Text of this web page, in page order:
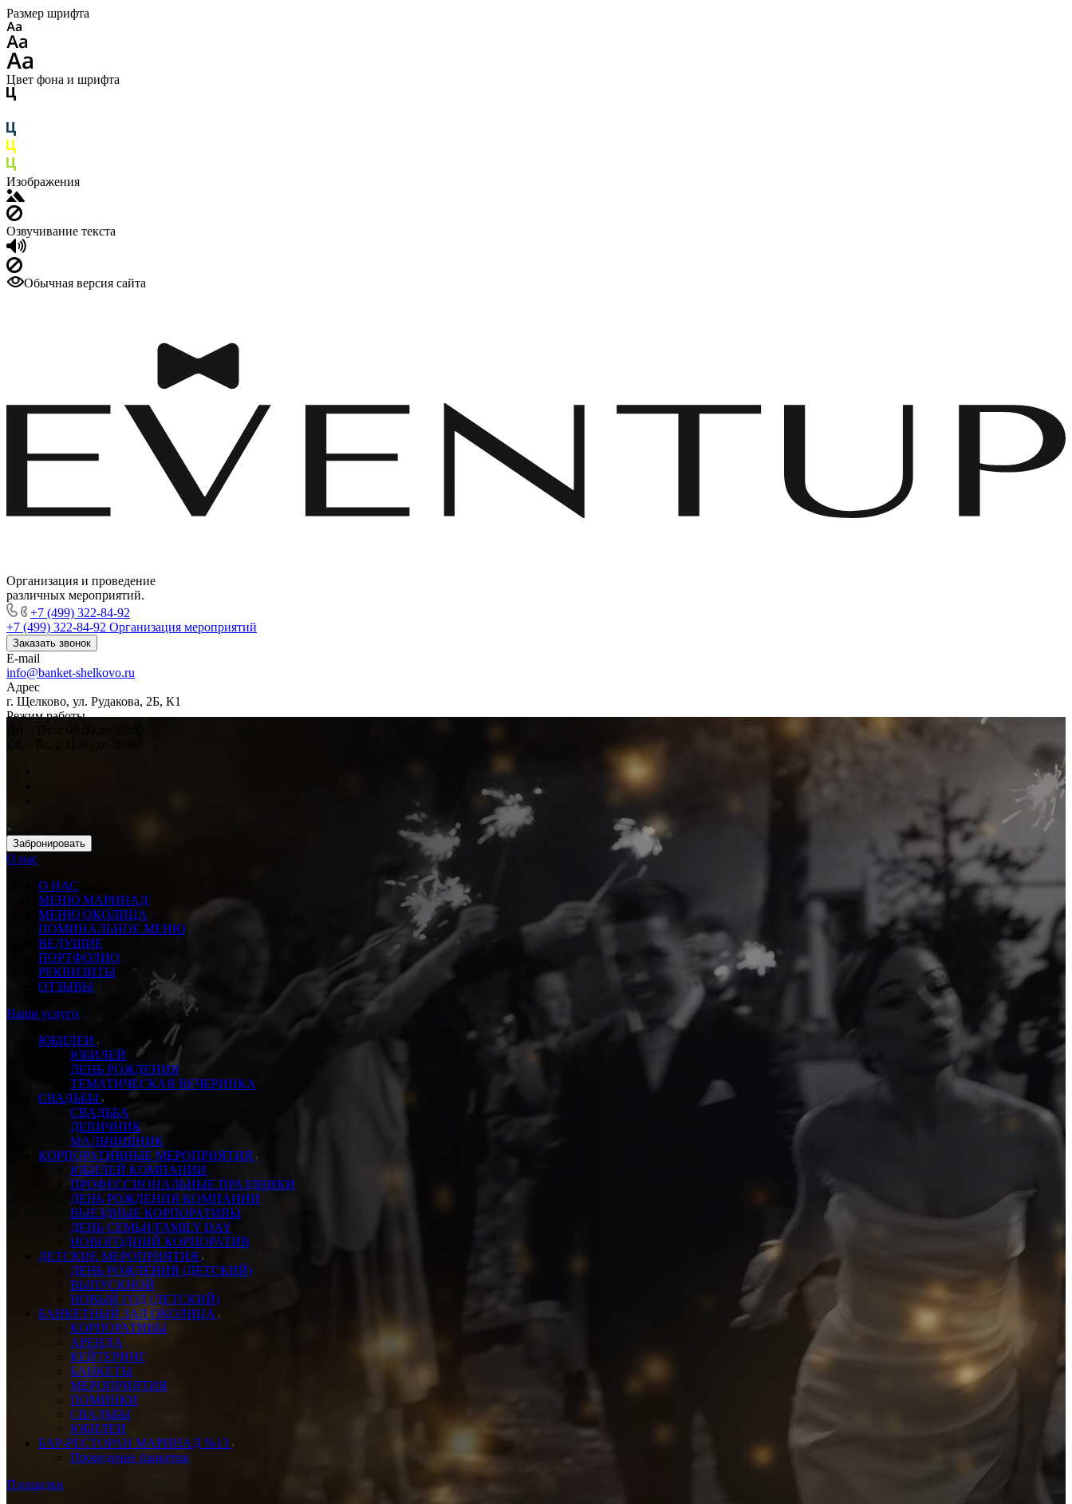
Размер шрифта
Цвет фона и шрифта
Изображения
Озвучивание текста
Обычная версия сайта
Организация и проведение
различных мероприятий.
+7 (499) 322-84-92
+7 (499) 322-84-92 Организация мероприятий
Заказать звонок
E-mail
info@banket-shelkovo.ru
Адрес
г. Щелково, ул. Рудакова, 2Б, К1
Режим работы
Забронировать
О нас
О НАС
МЕНЮ МАРИНАД
МЕНЮ ОКОЛИЦА
ПОМИНАЛЬНОЕ МЕНЮ
ВЕДУЩИЕ
ПОРТФОЛИО
РЕКВИЗИТЫ
ОТЗЫВЫ
Наши услуги
ЮБИЛЕИ
ЮБИЛЕЙ
ДЕНЬ РОЖДЕНИЯ
ТЕМАТИЧЕСКАЯ ВЕЧЕРИНКА
СВАДЬБЫ
СВАДЬБА
ДЕВИЧНИК
МАЛЬЧИШНИК
КОРПОРАТИВНЫЕ МЕРОПРИЯТИЯ
ЮБИЛЕЙ КОМПАНИИ
ПРОФЕССИОНАЛЬНЫЕ ПРАЗДНИКИ
ДЕНЬ РОЖДЕНИЯ КОМПАНИИ
ВЫЕЗДНЫЕ КОРПОРАТИВЫ
ДЕНЬ СЕМЬИ/FAMILY DAY
НОВОГОДНИЙ КОРПОРАТИВ
ДЕТСКИЕ МЕРОПРИЯТИЯ
ДЕНЬ РОЖДЕНИЯ (ДЕТСКИЙ)
ВЫПУСКНОЙ
НОВЫЙ ГОД (ДЕТСКИЙ)
БАНКЕТНЫЙ ЗАЛ ОКОЛИЦА
КОРПОРАТИВЫ
АРЕНДА
КЕЙТЕРИНГ
БАНКЕТЫ
МЕРОПРИЯТИЯ
ПОМИНКИ
СВАДЬБЫ
ЮБИЛЕИ
БАР-РЕСТОРАН МАРИНАД №13
Проведение банкетов
Площадки